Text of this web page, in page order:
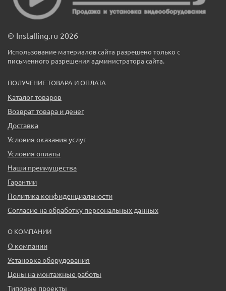
© Installing.ru 2026
Использование материалов сайта разрешено только с
письменного разрешения администратора сайта.
ПОЛУЧЕНИЕ ТОВАРА И ОПЛАТА
Каталог товаров
Возврат товара и денег
Доставка
Условия оказания услуг
Условия оплаты
Наши преимущества
Гарантии
Политика конфиденциальности
Согласие на обработку персональных данных
О КОМПАНИИ
О компании
Установка оборудования
Цены на монтажные работы
Типовые проекты